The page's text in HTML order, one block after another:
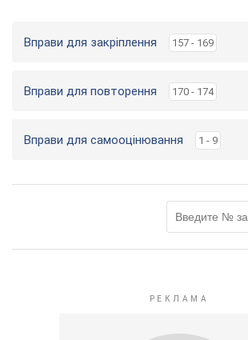
Вправи для закріплення 157 - 169
Вправи для повторення 170 - 174
Вправи для самооцінювання 1 - 9